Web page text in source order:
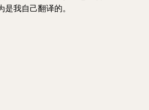
我自己翻译的。